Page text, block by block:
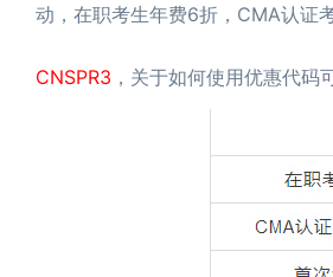
动，在职考生年费6折，CMA认证
CNSPR3 ，关于如何使用优惠代码